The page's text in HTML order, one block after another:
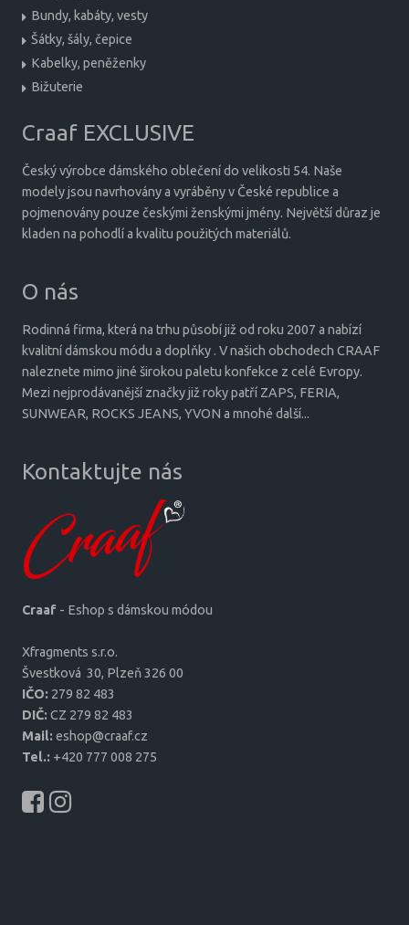
Bundy, kabáty, vesty
Šátky, šály, čepice
Kabelky, peněženky
Bižuterie
Craaf EXCLUSIVE
Český výrobce dámského oblečení do velikosti 54. Naše
modely jsou navrhovány a vyráběny v České republice a
pojmenovány pouze českými ženskými jmény. Největší důraz je
kladen na pohodlí a kvalitu použitých materiálů.
O nás
Rodinná firma, která na trhu působí již od roku 2007 a nabízí
kvalitní dámskou módu a doplňky . V našich obchodech CRAAF
naleznete mimo jiné širokou paletu konfekce z celé Evropy.
Mezi nejprodávanější značky již roky patří ZAPS, FERIA,
SUNWEAR, ROCKS JEANS, YVON a mnohé další...
Kontaktujte nás
Craaf - Eshop s dámskou módou
Xfragments s.r.o.
Šves­tková 30, Plzeň 326 00
IČO: 279 82 483
DIČ: CZ 279 82 483
Mail: eshop@craaf.cz
Tel.: +420 777 008 275